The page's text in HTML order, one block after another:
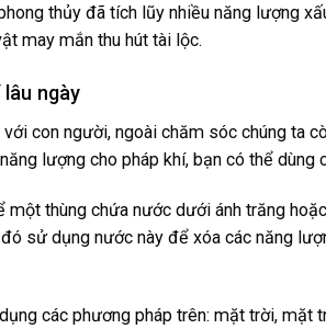
thủy đã tích lũy nhiều năng lượng
may mắn thu hút tài lộc.
ngày
con người, ngoài chăm sóc chúng ta
lượng cho pháp khí, bạn có thể dùng
thùng chứa nước dưới ánh trăng
sử dụng nước này để xóa các năng
các phương pháp trên: mặt trời, mặt